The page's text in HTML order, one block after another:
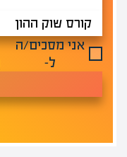
אני מסכים/ה
ל-